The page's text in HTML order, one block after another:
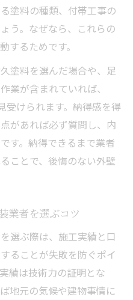
塗料の種類、付帯工事の
う。なぜなら、これらの
するためです。
塗料を選んだ場合や、足
業が含まれていれば、
受けられます。納得感を得
があれば必ず質問し、内
す。納得できるまで業者
ことで、後悔のない外壁
業者を選ぶコツ
選ぶ際は、施工実績と口
ることが失敗を防ぐポイ
績は技術力の証明とな
地元の気候や建物事情に